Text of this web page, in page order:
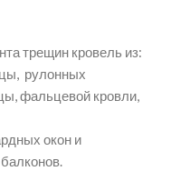
трещин кровель из:
рулонных
фальцевой кровли,
окон и